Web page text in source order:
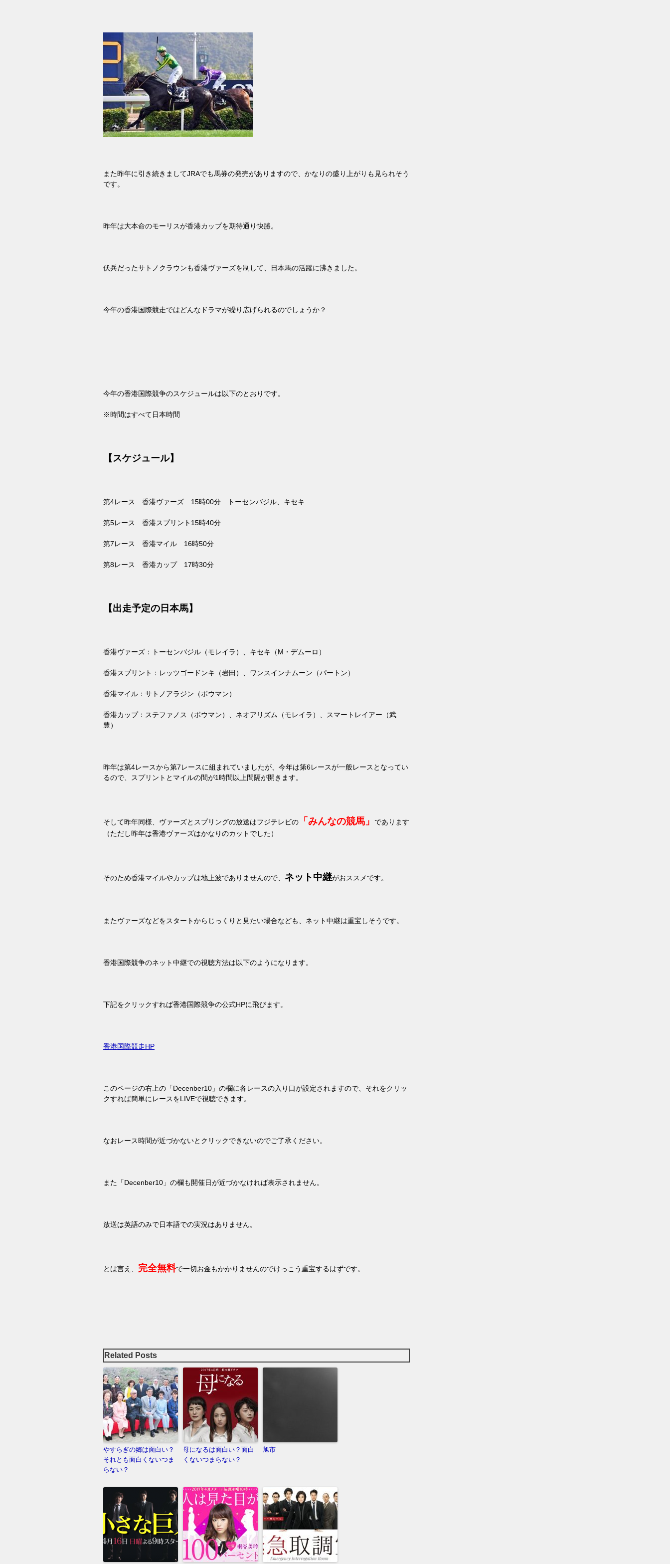
また昨年に引き続きましてJRAでも馬券の発売がありますので、かなりの盛り上がりも見られそう
です。
昨年は大本命のモーリスが香港カップを期待通り快勝。
伏兵だったサトノクラウンも香港ヴァーズを制して、日本馬の活躍に沸きました。
今年の香港国際競走ではどんなドラマが繰り広げられるのでしょうか？
今年の香港国際競争のスケジュールは以下のとおりです。
※時間はすべて日本時間
【スケジュール】
第4レース 香港ヴァーズ 15時00分 トーセンバジル、キセキ
第5レース 香港スプリント 15時40分
第7レース 香港マイル 16時50分
第8レース 香港カップ 17時30分
【出走予定の日本馬】
香港ヴァーズ：トーセンバジル（モレイラ）、キセキ（M ・デムーロ）
香港スプリント：レッツゴードンキ（岩田）、ワンスインナムーン（パートン）
香港マイル：サトノアラジン（ボウマン）
香港カップ：ステファノス（ボウマン）、ネオアリズム（モレイラ）、スマートレイアー（武
豊）
昨年は第4レースから第7レースに組まれていましたが、今年は第6レースが一般レースとなってい
るので、スプリントとマイルの間が1時間以上間隔が開きます。
そして昨年同様、ヴァーズとスプリングの放送はフジテレビの 「 みんなの競馬」
であります
（ただし昨年は香港ヴァーズはかなりのカットでした）
そのため香港マイルやカップは地上波でありませんので、 ネット中継がおススメです。
またヴァーズなどをスタートからじっくりと見たい場合なども、ネット中継は重宝しそうです。
香港国際競争のネット中継での視聴方法は以下のようになります。
下記をクリックすれば香港国際競争の公式HPに飛びます。
香港国際競走HP
このページの右上の「Decenber10 」の欄に各レースの入り口が設定されますので、それをクリッ
クすれば簡単にレースをLIVEで視聴できます。
なおレース時間が近づかないとクリックできないのでご了承ください。
また「Decenber10 」の欄も開催日が近づかなければ表示されません。
放送は英語のみで日本語での実況はありません。
とは言え、 完全無料で一切お金もかかりませんのでけっこう重宝するはずです。
Related Posts
やすらぎの郷は面白い？
それとも面白くないつま
らない？
母になるは面白い？面白
くないつまらない？
旭市